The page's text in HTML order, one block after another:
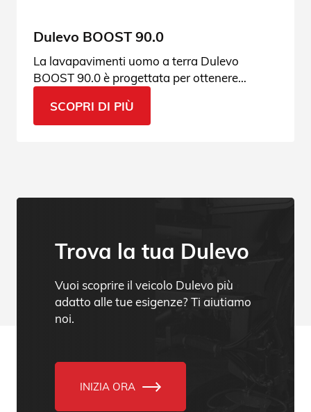
Dulevo BOOST 90.0
La lavapavimenti uomo a terra Dulevo
BOOST 90.0 è progettata per ottenere
eccezionali. Guarda tutte le sue
caratteristiche.
SCOPRI DI PIÙ
Trova la tua Dulevo
Vuoi scoprire il veicolo Dulevo più
adatto alle tue esigenze? Ti aiutiamo
noi.
INIZIA ORA